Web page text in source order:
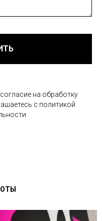
на обработку
c политикой